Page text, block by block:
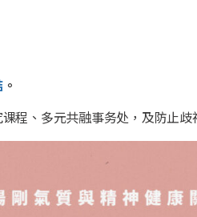
。
程、多元共融事务处，及防止